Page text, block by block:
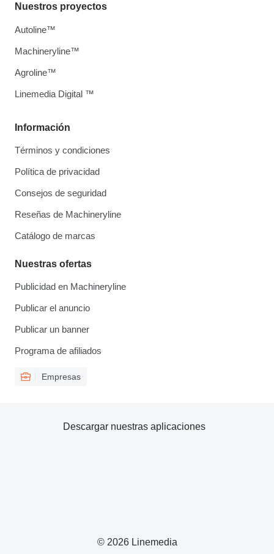
Información
Términos y condiciones
Política de privacidad
Consejos de seguridad
Reseñas de Machineryline
Catálogo de marcas
Nuestras ofertas
Publicidad en Machineryline
Publicar el anuncio
Publicar un banner
Programa de afiliados
Empresas
Nuestros proyectos
Autoline™
Machineryline™
Agroline™
Linemedia Digital ™
© 2026 Linemedia
Descargar nuestras aplicaciones